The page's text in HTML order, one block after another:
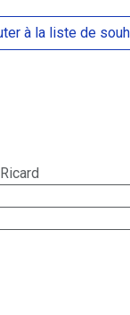
à la liste de